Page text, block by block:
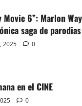
Movie 6”: Marlon
saga de
2025 0
en el CINE
0